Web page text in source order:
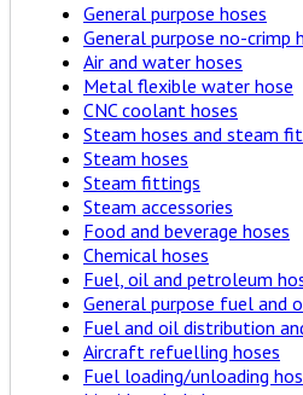
General purpose hoses
General purpose no-crimp
Air and water hoses
Metal flexible water hose
CNC coolant hoses
Steam hoses and steam
Steam hoses
Steam fittings
Steam accessories
Food and beverage hoses
Chemical hoses
Fuel, oil and petroleum
General purpose fuel and
Fuel and oil distribution
Aircraft refuelling hoses
Fuel loading/unloading